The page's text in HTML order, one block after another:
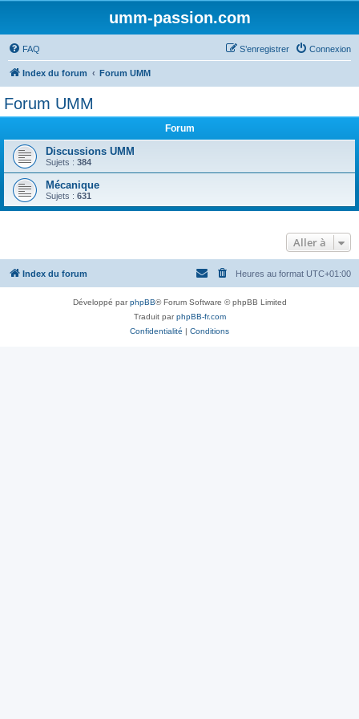
umm-passion.com
FAQ Connexion
S’enregistrer
Index du forum Forum UMM
Forum UMM
Forum
Discussions UMM
Sujets : 384
Mécanique
Sujets : 631
Aller à
Index du forum Heures au format UTC+01:00
Développé parphpBB® Forum Software © phpBB Limited
Traduit parphpBB-fr.com
Confidentialité | Conditions